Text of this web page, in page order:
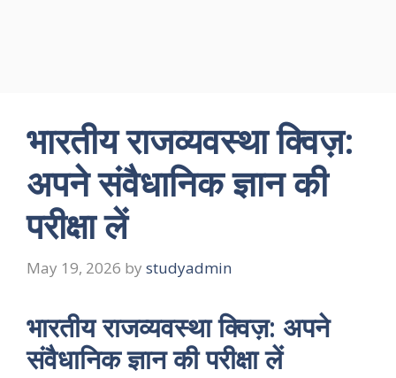
भारतीय राजव्यवस्था क्विज़:
अपने संवैधानिक ज्ञान की
परीक्षा लें
May 19, 2026 by studyadmin
भारतीय राजव्यवस्था क्विज़: अपने
संवैधानिक ज्ञान की परीक्षा लें